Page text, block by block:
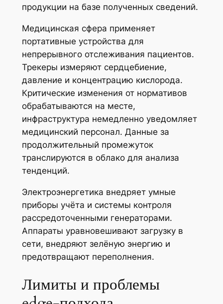
продукции на базе полученных сведений.
Медицинская сфера применяет
портативные устройства для
непрерывного отслеживания пациентов.
Трекеры измеряют сердцебиение,
давление и концентрацию кислорода.
Критические изменения от нормативов
обрабатываются на месте,
инфраструктура немедленно уведомляет
медицинский персонал. Данные за
продолжительный промежуток
транслируются в облако для анализа
тенденций.
Электроэнергетика внедряет умные
приборы учёта и системы контроля
рассредоточенными генераторами.
Аппараты уравновешивают загрузку в
сети, внедряют зелёную энергию и
предотвращают переполнения.
Лимиты и проблемы